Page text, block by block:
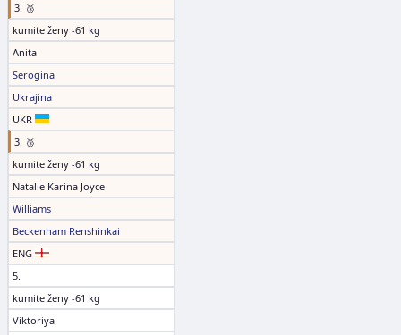
3. 🥉
kumite ženy -61 kg
Anita
Serogina
Ukrajina
UKR
3. 🥉
kumite ženy -61 kg
Natalie Karina Joyce
Williams
Beckenham Renshinkai
ENG
5.
kumite ženy -61 kg
Viktoriya